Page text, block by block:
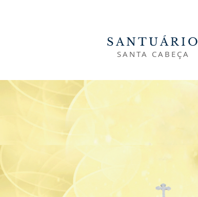
SANTUÁRIO
SANTA CABEÇA